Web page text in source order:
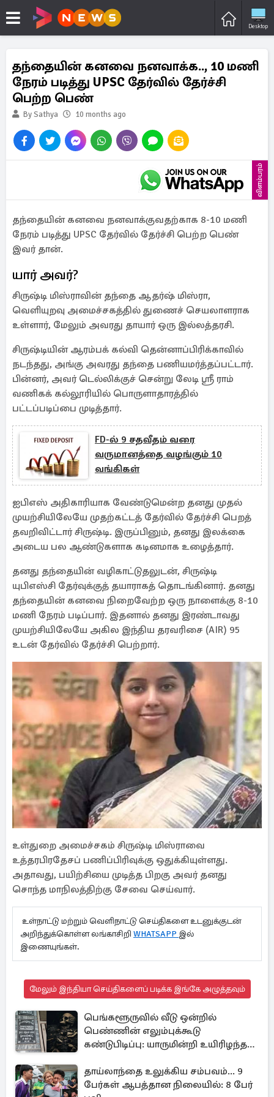
Desktop
தந்தையின் கனவை நனவாக்க.., 10 மணி
நேரம் படித்து UPSC தேர்வில் தேர்ச்சி
பெற்ற பெண்
By Sathya 10 months ago
விளம்பரம்
தந்தையின் கனவை நனவாக்குவதற்காக 8-10 மணி
நேரம் படித்து UPSC தேர்வில் தேர்ச்சி பெற்ற பெண்
இவர் தான்.
யார் அவர்?
சிருஷ்டி மிஸ்ராவின் தந்தை ஆதர்ஷ் மிஸ்ரா,
வெளியுறவு அமைச்சகத்தில் துணைச் செயலாளராக
உள்ளார், மேலும் அவரது தாயார் ஒரு இல்லத்தரசி.
சிருஷ்டியின் ஆரம்பக் கல்வி தென்னாப்பிரிக்காவில்
நடந்தது, அங்கு அவரது தந்தை பணியமர்த்தப்பட்டார்.
பின்னர், அவர் டெல்லிக்குச் சென்று லேடி ஸ்ரீ ராம்
வணிகக் கல்லூரியில் பொருளாதாரத்தில்
பட்டப்படிப்பை முடித்தார்.
FD-ல் 9 சதவீதம் வரை
வருமானத்தை வழங்கும் 10
வங்கிகள்
ஐபிஎஸ் அதிகாரியாக வேண்டுமென்ற தனது முதல்
முயற்சியிலேயே முதற்கட்டத் தேர்வில் தேர்ச்சி பெறத்
தவறிவிட்டார் சிருஷ்டி. இருப்பினும், தனது இலக்கை
அடைய பல ஆண்டுகளாக கடினமாக உழைத்தார்.
தனது தந்தையின் வழிகாட்டுதலுடன், சிருஷ்டி
யுபிஎஸ்சி தேர்வுக்குத் தயாராகத் தொடங்கினார். தனது
தந்தையின் கனவை நிறைவேற்ற ஒரு நாளைக்கு 8-10
மணி நேரம் படிப்பார். இதனால் தனது இரண்டாவது
முயற்சியிலேயே அகில இந்திய தரவரிசை (AIR) 95
உடன் தேர்வில் தேர்ச்சி பெற்றார்.
உள்துறை அமைச்சகம் சிருஷ்டி மிஸ்ராவை
உத்தரபிரதேசப் பணிப்பிரிவுக்கு ஒதுக்கியுள்ளது.
அதாவது, பயிற்சியை முடித்த பிறகு அவர் தனது
சொந்த மாநிலத்திற்கு சேவை செய்வார்.
உள்நாட்டு மற்றும் வெளிநாட்டு செய்திகளை உடனுக்குடன்
அறிந்துக்கொள்ள லங்காசிறி WHATSAPP இல்
இணையுங்கள்.
மேலும் இந்தியா செய்திகளைப் படிக்க இங்கே அழுத்தவும்
பெங்களூருவில் வீடு ஒன்றில்
பெண்ணின் எலும்புக்கூடு
கண்டுபிடிப்பு: யாருமின்றி உயிரிழந்த
தாய்லாந்தை உலுக்கிய சம்பவம்... 9
பேர்கள் ஆபத்தான நிலையில்: 8 பேர்